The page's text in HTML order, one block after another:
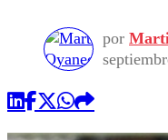
Torneo
Torneo
por